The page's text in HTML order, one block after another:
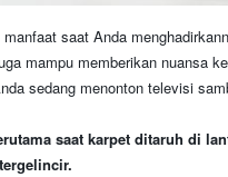
saat Anda
mampu memberikan nuansa
sedang menonton televisi
saat karpet ditaruh di